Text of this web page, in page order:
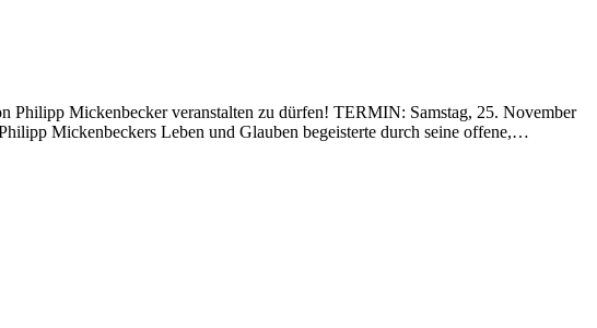
Philipp Mickenbecker veranstalten zu dürfen! TERMIN: Samstag, 25. November
Mickenbeckers Leben und Glauben begeisterte durch seine offene,…